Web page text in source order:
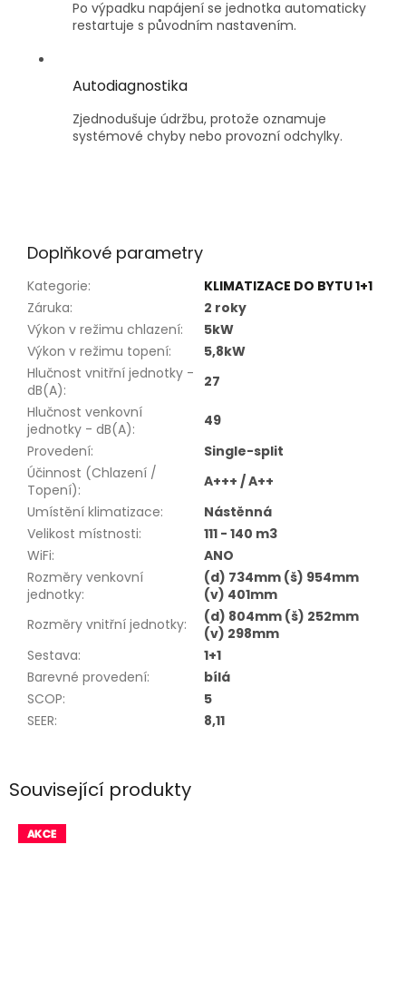
Související produkty
Po výpadku napájení se jednotka automaticky
restartuje s původním nastavením.
Autodiagnostika
Zjednodušuje údržbu, protože oznamuje
systémové chyby nebo provozní odchylky.
Doplňkové parametry
Kategorie:
KLIMATIZACE DO BYTU 1+1
Záruka:
2 roky
Výkon v režimu chlazení:
5kW
Výkon v režimu topení:
5,8kW
Hlučnost vnitřní jednotky -
dB(A):
27
Hlučnost venkovní
jednotky - dB(A):
49
Provedení:
Single-split
Účinnost (Chlazení /
Topení):
A+++ / A++
Umístění klimatizace:
Nástěnná
Velikost místnosti:
111 - 140 m3
WiFi:
ANO
Rozměry venkovní
jednotky:
(d) 734mm (š) 954mm
(v) 401mm
Rozměry vnitřní jednotky:
(d) 804mm (š) 252mm
(v) 298mm
Sestava:
1+1
Barevné provedení:
bílá
SCOP:
5
SEER: 8,11